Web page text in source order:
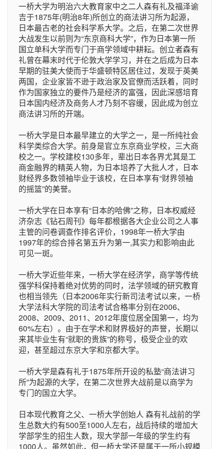
一桥大学为明治六大教育家中之二人森有礼及福泽谕
吉于1875年(明治8年)所创立的商法讲习所为起源，
日本最古老的社会科学系大学。之后，在第二次世界
大战发生以前则为“东京商科大学”，作为日本第一所
国立单科大学而专门于商学领域中耕耘。创立者森有
礼曾在幕末时代于伦敦大学学习，并在之后成为日本
早期的驻美大使而于华盛顿特区居住过，发现于英美
两国，企业家皆不逊于政治家及官僚而活跃着，同时
作为国家独立的要件乃是经济的富强，因此深感培育
日本国内经济及商务人才乃刻不容缓，因此成为创立
商法讲习所的开端。
一桥大学是日本最早建立的大学之一，是一所纯社会
科学类综合大学。前身是官立东京商业学校，三大商
校之一。学校建校130多年，辈出日本各界尤其是工
商金融界的精英人物，为日本培养了大批人才，日本
财经界多数领袖毕业于该校，在日本享有“财界领袖
的摇篮”的美誉。
一桥大学在日本享有“日本的哈佛”之称，日本权威经
济杂志《钻石周刊》每年都根据各大企业公司之人事
主管的问卷调查作排名评价，1998年一桥大学由
1997年的综合排名第五升为第一,其实力和影响由此
可见一斑。
一桥大学近些年来，一桥大学在经济学，商学等传统
强学科保持着绝对优势的同时，法学领域的研究教育
也相当领先（日本2006年实行新司法考试以来，一桥
大学法科大学院的司法考试合格率分别在2006、
2008、2009、2011、2012年度位居全国第一，均为
60%左右）。由于在学术和财界极好的声誉，长期以
来其毕业生有“就职的贵族”的称号，极受企业的欢
迎，甚至超过东京大学和京都大学。
一桥大学是森有礼于1875年所开设的私塾“商法讲习
所”为起源的大学，在第二次世界大战前是以商学为
专门的国立大学。
日本现代教育之父、一桥大学创始人 森有礼战前的学
生总数大约有500至1000人左右，战后持续的增加大
学部学生的招生人数，现大学部一年级的学生约有
1000人。虽然如此，但一桥大学还是属于一所小规模